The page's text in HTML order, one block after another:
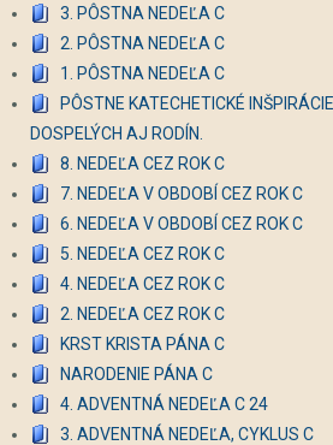
3. PÔSTNA NEDEĽA C
2. PÔSTNA NEDEĽA C
1. PÔSTNA NEDEĽA C
PÔSTNE KATECHETICKÉ
DOSPELÝCH AJ RODÍN.
8. NEDEĽA CEZ ROK C
7. NEDEĽA V OBDOBÍ CEZ ROK C
6. NEDEĽA V OBDOBÍ CEZ ROK C
5. NEDEĽA CEZ ROK C
4. NEDEĽA CEZ ROK C
2. NEDEĽA CEZ ROK C
KRST KRISTA PÁNA C
NARODENIE PÁNA C
4. ADVENTNÁ NEDEĽA C 24
3. ADVENTNÁ NEDEĽA, CYKLUS C